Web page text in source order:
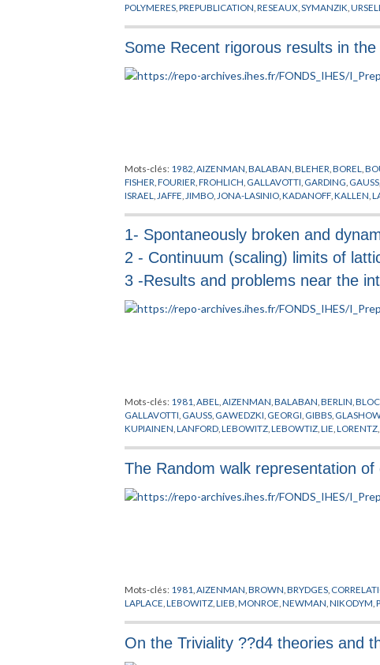
POLYMERES ,PREPUBLICATION ,RESEAUX ,SYMANZIK ,URSELL
Some Recent rigorous results in
Mots-clés: 1982 AIZENMAN ,BALABAN ,BLEHER ,BOREL ,
FISHER ,FOURIER ,FROHLICH GALLAVOTTI GARDING GAUSS
ISRAEL
JAFFE JIMBO JONA-LASINIO ,KADANOFF ,KALLEN ,
1- Spontaneously broken and
2 - Continuum (scaling) limits of
3 -Results and problems near the
Mots-clés: 1981 ,ABEL ,AIZENMAN ,BALABAN ,BERLIN ,
GALLAVOTTI GAUSS GAWEDZKI GEORGI GIBBS
KUPIAINEN ,LANFORD ,LEBOWITZ ,LEBOWTIZ ,LIE ,LORENTZ
The Random walk representation
Mots-clés: 1981 AIZENMAN ,BROWN ,BRYDGES
LAPLACE ,LEBOWITZ ,LIEB ,MONROE ,NEWMAN ,NIKODYM ,
On the Triviality ??d4 theories and